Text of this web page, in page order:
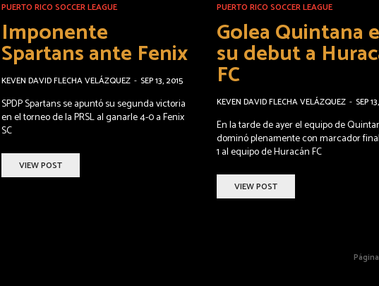
PUERTO RICO SOCCER LEAGUE
Imponente
Spartans ante Fenix
KEVEN DAVID FLECHA VELÁZQUEZ - SEP 13, 2015
SPDP Spartans se apuntó su segunda victoria
en el torneo de la PRSL al ganarle 4-0 a Fenix
SC
VIEW POST
PUERTO RICO SOCCER LEAGUE
Golea Quintana
su debut a
FC
KEVEN DAVID FLECHA VELÁZQUEZ - SEP
En la tarde de ayer el equipo de
dominó plenamente con marcador
1 al equipo de Huracán FC
VIEW POST